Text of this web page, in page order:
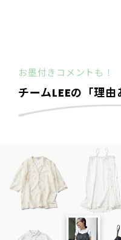
お墨付きコメントも！
チームLEEの「理由